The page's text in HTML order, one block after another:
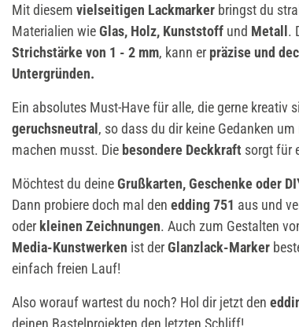
Mit diesem vielseitigen Lackmarker bringst du
Materialien wieGlas, Holz, Kunststoff und Metall.
Strichstärke von 1 - 2 mm, kann er präzise und
Untergründen.
Ein absolutes Must-Have für alle, die gerne kreativ
geruchsneutral, so dass du dir keine Gedanken
machen musst. Die besondere Deckkraft sorgt für
Möchtest du deineGrußkarten, Geschenke oder
Dann probiere doch mal den edding 751 aus und
oder kleinen Zeichnungen. Auch zum Gestalten
Media-Kunstwerken ist derGlanzlack-Marker
einfach freien Lauf!
Also worauf wartest du noch? Hol dir jetzt den
deinen Bastelprojekten den letzten Schliff!